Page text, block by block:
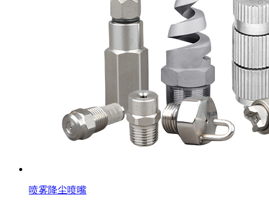
喷雾降尘喷嘴